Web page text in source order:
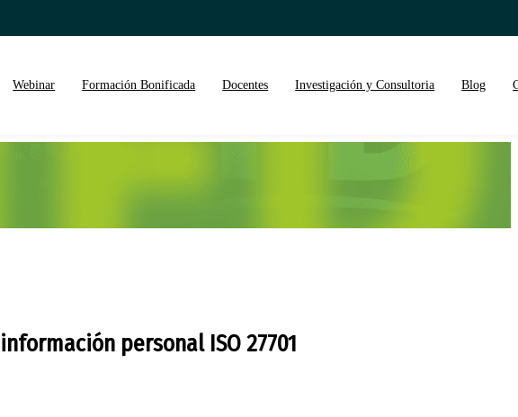
Webinar Formación Bonificada Docentes Investigación y Consultoria Blog
personal ISO 27701